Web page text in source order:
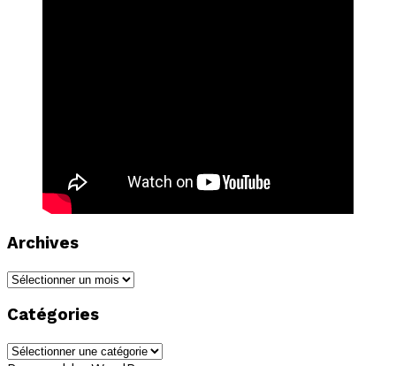
Archives
Archives
Catégories
Catégories